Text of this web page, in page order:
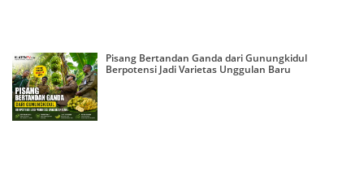
Pisang Bertandan Ganda dari Gunungkidul
Berpotensi Jadi Varietas Unggulan Baru